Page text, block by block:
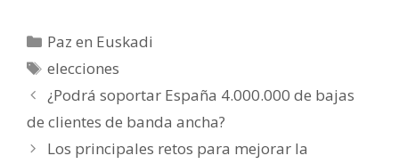
Categorías
Paz en Euskadi
Etiquetas
elecciones
¿Podrá soportar España 4.000.000 de bajas
de clientes de banda ancha?
Los principales retos para mejorar la